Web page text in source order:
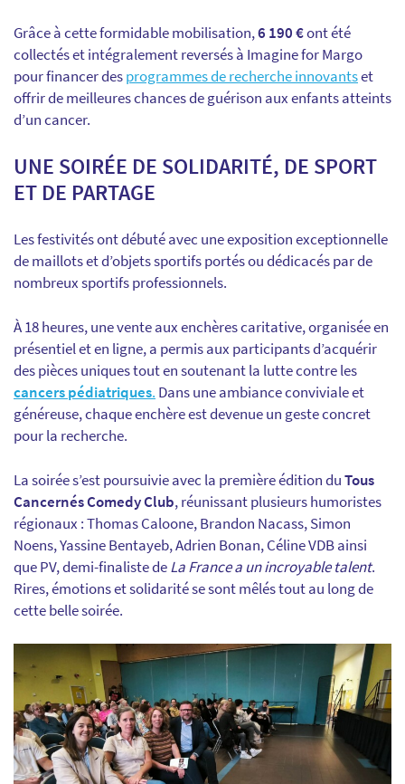
Grâce à cette formidable mobilisation,6 190 €ont été
collectés et intégralement reversés à Imagine for Margo
pour financer desprogrammes de recherche innovantset
offrir de meilleures chances de guérison aux enfants atteints
d’un cancer.
UNE SOIRÉE DE SOLIDARITÉ, DE SPORT
ET DE PARTAGE
Les festivités ont débuté avec une exposition exceptionnelle
de maillots et d’objets sportifs portés ou dédicacés par de
nombreux sportifs professionnels.
À 18 heures, une vente aux enchères caritative, organisée en
présentiel et en ligne, a permis aux participants d’acquérir
des pièces uniques tout en soutenant la lutte contre les
cancers pédiatriques. Dans une ambiance conviviale et
généreuse, chaque enchère est devenue un geste concret
pour la recherche.
La soirée s’est poursuivie avec la première édition duTous
Cancernés Comedy Club, réunissant plusieurs humoristes
régionaux : Thomas Caloone, Brandon Nacass, Simon
Noens, Yassine Bentayeb, Adrien Bonan, Céline VDB ainsi
que PV, demi-finaliste deLa France a un incroyable talent.
Rires, émotions et solidarité se sont mêlés tout au long de
cette belle soirée.